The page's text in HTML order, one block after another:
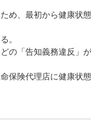
め、最初から健康状
。
の「告知義務違反」
保険代理店に健康状